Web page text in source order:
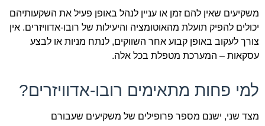
משקיעים שאין להם זמן או עניין לנהל באופן פעיל את השקעותיהם
יכולים להפיק תועלת מהאוטומציה והיעילות של רובו-אדוויזרים. אין
צורך לעקוב באופן קבוע אחר השווקים, לנתח מניות או לבצע
עסקאות – המערכת מטפלת בכל אלה.
למי פחות מתאימים רובו-אדוויזרים?
מצד שני, ישנם מספר פרופילים של משקיעים שעבורם